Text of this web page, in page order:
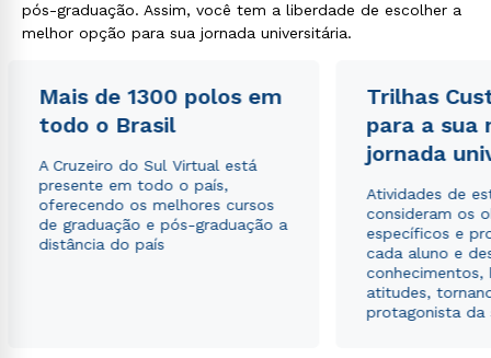
pós-graduação. Assim, você tem a liberdade de escolher a
melhor opção para sua jornada universitária.
Mais de 1300 polos em
todo o Brasil
A Cruzeiro do Sul Virtual está
presente em todo o país,
oferecendo os melhores cursos
de graduação e pós-graduação a
distância do país
Trilhas
para a sua
jornada
Atividades de
consideram os
específicos e
cada aluno e
conhecimentos,
atitudes,
protagonista da